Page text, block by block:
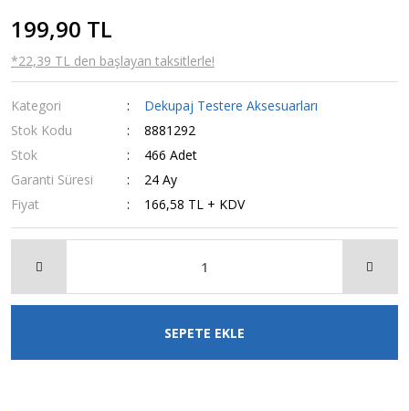
199,90 TL
*22,39 TL den başlayan taksitlerle!
Kategori
Dekupaj Testere Aksesuarları
Stok Kodu
8881292
Stok
466 Adet
Garanti Süresi
24 Ay
Fiyat
166,58 TL + KDV
SEPETE EKLE